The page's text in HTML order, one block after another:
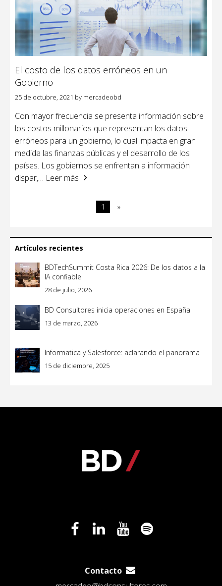
El costo de los datos erróneos en un
Gobierno
25 de octubre, 2021 by mercadeobd
Con mayor frecuencia se presenta información sobre
los costos millonarios que representan los datos
erróneos para un gobierno, lo cual impacta en gran
medida las finanzas públicas y el desarrollo de los
países. Los gobiernos se enfrentan a información
dispar,… Leer más
1 »
Artículos recientes
BDTechSummit Costa Rica 2026: De los datos a la
IA confiable
28 de julio, 2026
BD Consultores inicia operaciones en España
13 de marzo, 2026
Informatica y Salesforce: aclarando el panorama
15 de diciembre, 2025
Contacto